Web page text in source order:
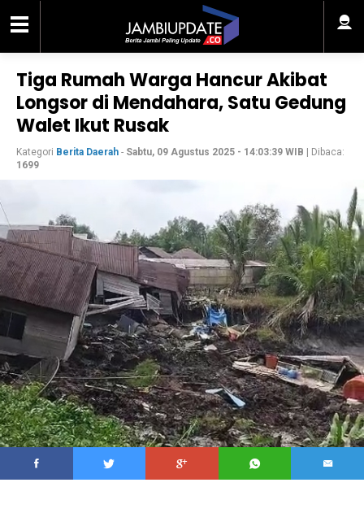
Tiga Rumah Warga Hancur Akibat
Longsor di Mendahara, Satu Gedung
Walet Ikut Rusak
Kategori Berita Daerah - Sabtu, 09 Agustus 2025 - 14:03:39 WIB | Dibaca:
1699